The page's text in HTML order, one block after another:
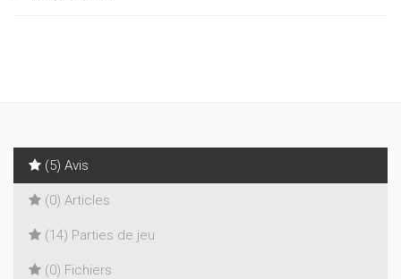
(5) Avis
(0) Articles
(14) Parties de jeu
(0) Fichiers